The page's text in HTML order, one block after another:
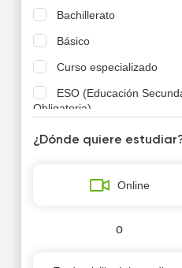
Bachillerato
Básico
Curso especializado
ESO (Educación
Obligatoria)
Estudios superiores
¿Dónde quiere
Online
o